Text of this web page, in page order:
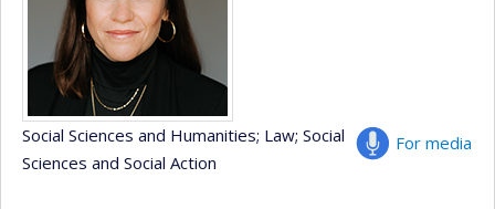
For media
Social Sciences and Humanities; Law; Social
Sciences and Social Action